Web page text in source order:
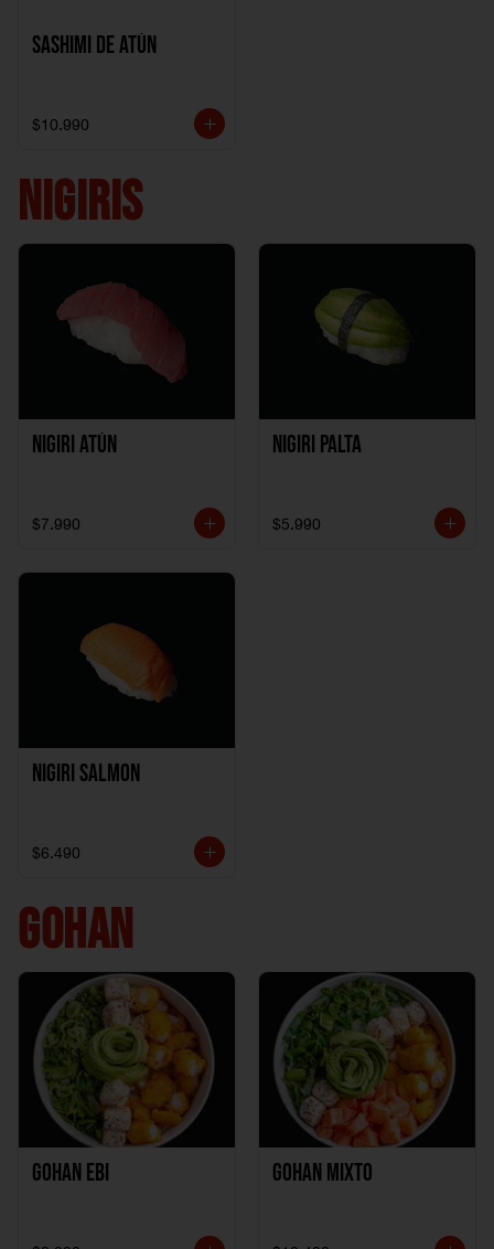
Sashimi de Atún
$10.990
NIGIRIS
Nigiri Atún
$7.990
Nigiri Palta
$5.990
Nigiri Salmon
$6.490
GOHAN
Gohan Ebi Gohan Mixto